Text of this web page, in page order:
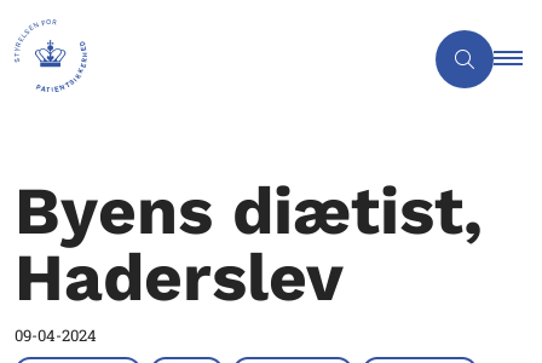
Byens diætist,
Haderslev
09-04-2024